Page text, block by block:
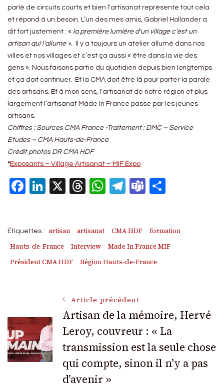
parlé de circuits courts et bien l’artisanat représente tout cela
et répond à un besoin. L’un des mes amis, Gabriel Hollander a
dit fort justement : « la première lumière d’un village c’est un
artisan qui l’allume ». Il y a toujours un atelier allumé dans nos
villes et nos villages et c’est ça aussi « être dans la vie des
gens ». Nous faisons partie du quotidien depuis bien longtemps
et ça doit continuer. Et la CMA doit être là pour porter la parole
des artisans. Et à mon sens, l’artisanat de notre région et plus
largement l’artisanat Made In France passe par les jeunes
artisans.
Chiffres : Sources CMA France -Traitement : DMC – Service
Etudes – CMA Hauts-de-France
Crédit photos DR CMA HDF
*Exposants – Village Artisanat – MIF Expo
Facebook
LinkedIn
X Threads
WhatsApp
Telegram
Teams
Étiquettes : artisan artisanat CMA HDF
formation
Hauts-de-France
Interview
Made In France MIF
Président CMA HDF
Région Hauts-de-France
Navigation
des
articles
Article précédent
Artisan de la mémoire, Hervé
Leroy, couvreur : « La
transmission est la seule chose
qui compte, sinon il n’y a pas
d’avenir »